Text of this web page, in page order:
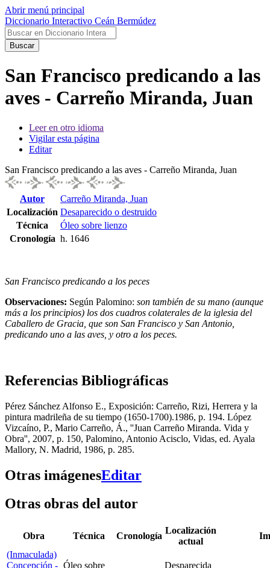
Abrir menú principal
Diccionario Interactivo Ceán Bermúdez
Buscar
San Francisco predicando a las
aves - Carreño Miranda, Juan
Leer en otro idioma
Vigilar esta página
Editar
San Francisco predicando a las aves - Carreño Miranda, Juan
Autor
Carreño Miranda, Juan
Localización Desaparecido o destruido
Técnica
Óleo sobre lienzo
Cronología h. 1646
San Francisco predicando a los peces
Observaciones: Según Palomino: son también de su mano (aunque
más a los principios) los dos cuadros colaterales de la iglesia del
Caballero de Gracia, que son San Francisco y San Antonio,
predicando uno a las aves, y otro a los peces.
Referencias Bibliográficas
Pérez Sánchez Alfonso E., Exposición: Carreño, Rizi, Herrera y la
pintura madrileña de su tiempo (1650-1700).1986, p. 194. López
Vizcaíno, P., Mario Carreño, Á., ''Juan Carreño Miranda. Vida y
Obra'', 2007, p. 150, Palomino, Antonio Acisclo, Vidas, ed. Ayala
Mallory, N. Madrid, 1986, p. 285.
Otras imágenesEditar
Otras obras del autor
Obra Técnica Cronología
Localización
actual
(Inmaculada)
Concepción - Óleo sobre
Desparecida